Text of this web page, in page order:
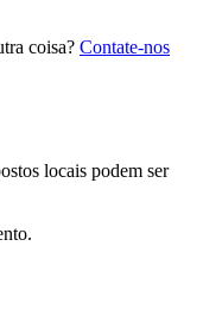
coisa? Contate-nos
locais podem ser